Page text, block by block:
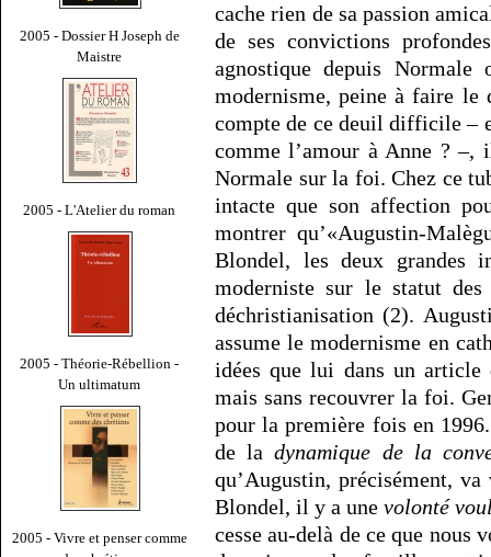
2005 - Dossier H Joseph de
Maistre
2005 - L'Atelier du roman
2005 - Théorie-Rébellion -
Un ultimatum
2005 - Vivre et penser comme
cache rien de sa passion
de ses convictions
agnostique depuis
modernisme, peine à faire le
compte de ce deuil difficile –
comme l’amour à Anne ? –,
Normale sur la foi. Chez ce
intacte que son affection
montrer qu’«Augustin-
Blondel, les deux grandes
moderniste sur le statut
déchristianisation (2).
assume le modernisme en
idées que lui dans un
mais sans recouvrer la foi.
pour la première fois en
de ladynamique de la
qu’Augustin, précisément,
Blondel, il y a unevolonté
cesse au-delà de ce que nous